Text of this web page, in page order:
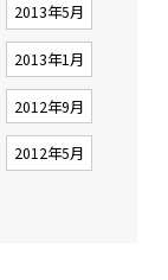
2013年5月
2013年1月
2012年9月
2012年5月